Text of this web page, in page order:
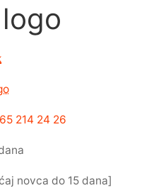
214 24 26
novca do 15 dana]